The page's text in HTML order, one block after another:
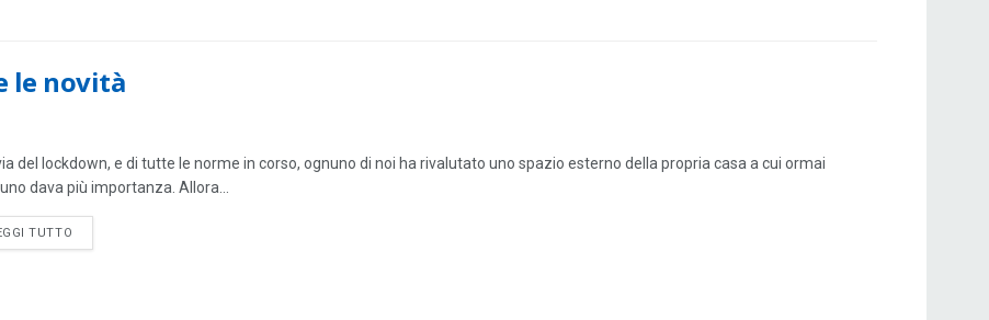
le novità
del lockdown, e di tutte le norme in corso, ognuno di noi ha rivalutato uno spazio esterno della propria casa a cui ormai
dava più importanza. Allora...
TUTTO